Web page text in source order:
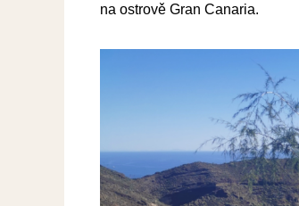
na ostrově Gran Canaria.